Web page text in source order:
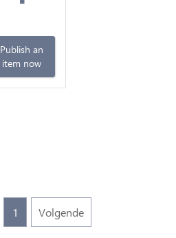
Publish an
item now
1 Volgende